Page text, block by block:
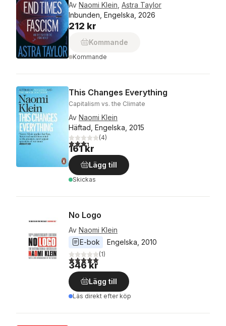
Av Naomi Klein Astra Taylor
Inbunden, Engelska, 2026
212 kr
Kommande
Kommande
This Changes Everything
Capitalism vs. the Climate
Av Naomi Klein
Häftad, Engelska, 2015
3,3utav 5 stjärnor. Totalt antal röster:
(4)
161 kr
Lägg till
Skickas
No Logo
Av Naomi Klein
E-bok
Engelska 2010
5,0utav 5 stjärnor. Totalt antal röster:
(1)
346 kr
Lägg till
Läs direkt efter köp